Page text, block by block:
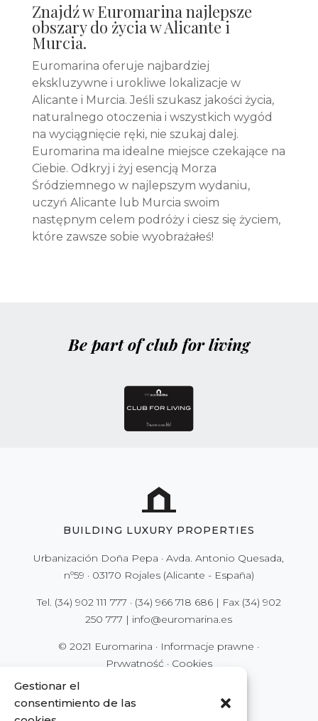
Gestionar el
consentimiento de las
Znajdź w Euromarina najlepsze
obszary do życia w Alicante i
Murcia.
Euromarina oferuje najbardziej
ekskluzywne i urokliwe lokalizacje w
Alicante i Murcia. Jeśli szukasz jakości życia,
naturalnego otoczenia i wszystkich wygód
na wyciągnięcie ręki, nie szukaj dalej.
Euromarina ma idealne miejsce czekające na
Ciebie. Odkryj i żyj esencją Morza
Śródziemnego w najlepszym wydaniu,
uczyń Alicante lub Murcia swoim
następnym celem podróży i ciesz się życiem,
które zawsze sobie wyobrażałeś!
Be part of club for living
BUILDING LUXURY PROPERTIES
Urbanización Doña Pepa · Avda. Antonio Quesada,
nº59 · 03170 Rojales (Alicante - España)
Tel. (34) 902 111 777 · (34) 966 718 686| Fax (34) 902
250 777 | info@euromarina.es
© 2021 Euromarina · Informacje prawne ·
Prywatność · Cookies